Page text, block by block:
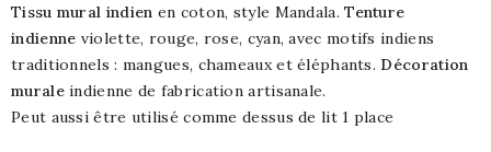
Tissu mural indien en coton, style Mandala.Tenture
indienne violette, rouge, rose, cyan, avec motifs indiens
traditionnels : mangues, chameaux et éléphants. Décoration
muraleindienne de fabrication artisanale.
Peut aussi être utilisé comme dessus de lit 1 place